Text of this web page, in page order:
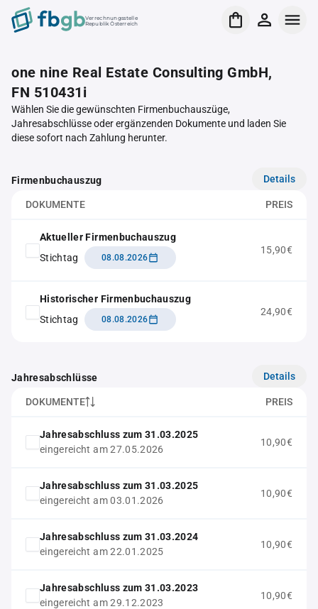
Verrechnungsstelle
Republik Österreich
one nine Real Estate Consulting GmbH,
FN 510431i
Wählen Sie die gewünschten Firmenbuchauszüge,
Jahresabschlüsse oder ergänzenden Dokumente und laden Sie
diese sofort nach Zahlung herunter.
Firmenbuchauszug Details
DOKUMENTE PREIS
Aktueller Firmenbuchauszug
Stichtag
08.08.2026
15,90€
Historischer Firmenbuchauszug
Stichtag
08.08.2026
24,90€
Jahresabschlüsse Details
DOKUMENTE PREIS
Jahresabschluss zum 31.03.2025
eingereicht am 27.05.2026
10,90€
Jahresabschluss zum 31.03.2025
eingereicht am 03.01.2026
10,90€
Jahresabschluss zum 31.03.2024
eingereicht am 22.01.2025
10,90€
Jahresabschluss zum 31.03.2023
eingereicht am 29.12.2023
10,90€